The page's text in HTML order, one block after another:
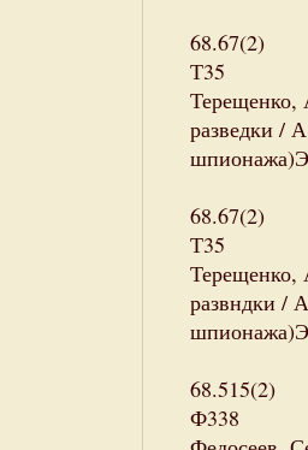
68.67(2)
Т35
Терещенко,
разведки /
68.67(2)
Т35
Терещенко,
развндки /
68.515(2)
Ф338